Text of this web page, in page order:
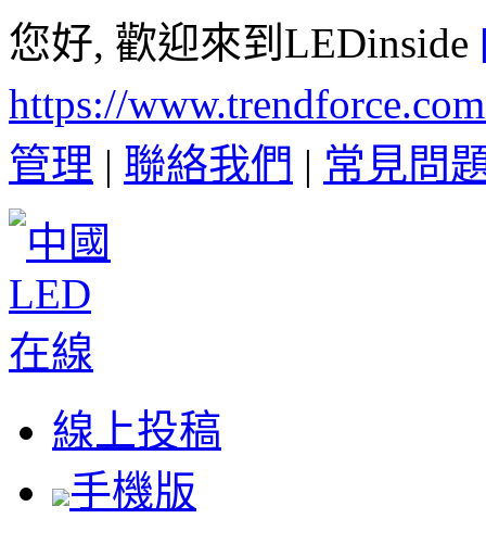
您好, 歡迎來到LEDinside
https://
管理 | 聯絡我們 | 常見問
線上投稿
手機版